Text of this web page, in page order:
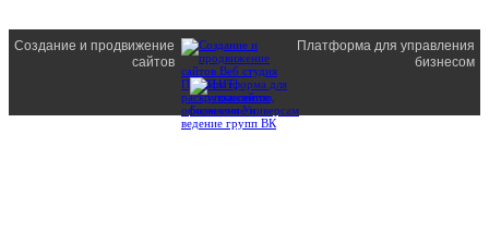
Создание и продвижение
сайтов
Платформа для управления
бизнесом